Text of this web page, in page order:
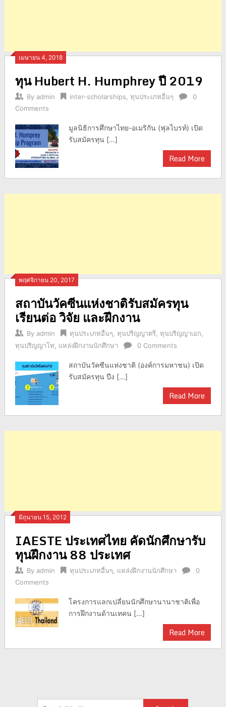
เมษายน 4, 2018
ทุน Hubert H. Humphrey ปี 2019
By admin inter-scholarships ทุนประเภทอื่นๆ
0
Comments
มูลนิธิการศึกษาไทย-อเมริกัน (ฟุลไบรท์) เปิด
รับสมัครทุน […]
Read More
พฤศจิกายน 20, 2017
สถาบันวัคซีนแห่งชาติรับสมัครทุน
เรียนต่อ วิจัย และฝึกงาน
By admin ทุนประเภทอื่นๆ, ทุนปริญญาตรี, ทุนปริญญาเอก,
ทุนปริญญาโท, แหล่งฝึกงานนักศึกษา 0 Comments
สถาบันวัคซีนแห่งชาติ (องค์การมหาชน) เปิด
รับสมัครทุน ปีง […]
Read More
มิถุนายน 15, 2012
IAESTE ประเทศไทย คัดนักศึกษารับ
ทุนฝึกงาน 88 ประเทศ
By admin ทุนประเภทอื่นๆ, แหล่งฝึกงานนักศึกษา
0
Comments
โครงการแลกเปลี่ยนนักศึกษานานาชาติเพื่อ
การฝึกงานด้านเทคน […]
Read More